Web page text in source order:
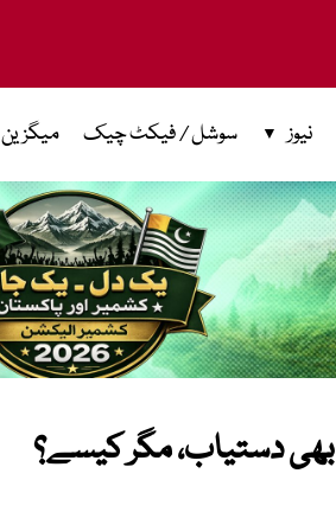
نیوز سوشل / فیکٹ چیک میگزین
بھی دستیاب، مگر کیسے؟